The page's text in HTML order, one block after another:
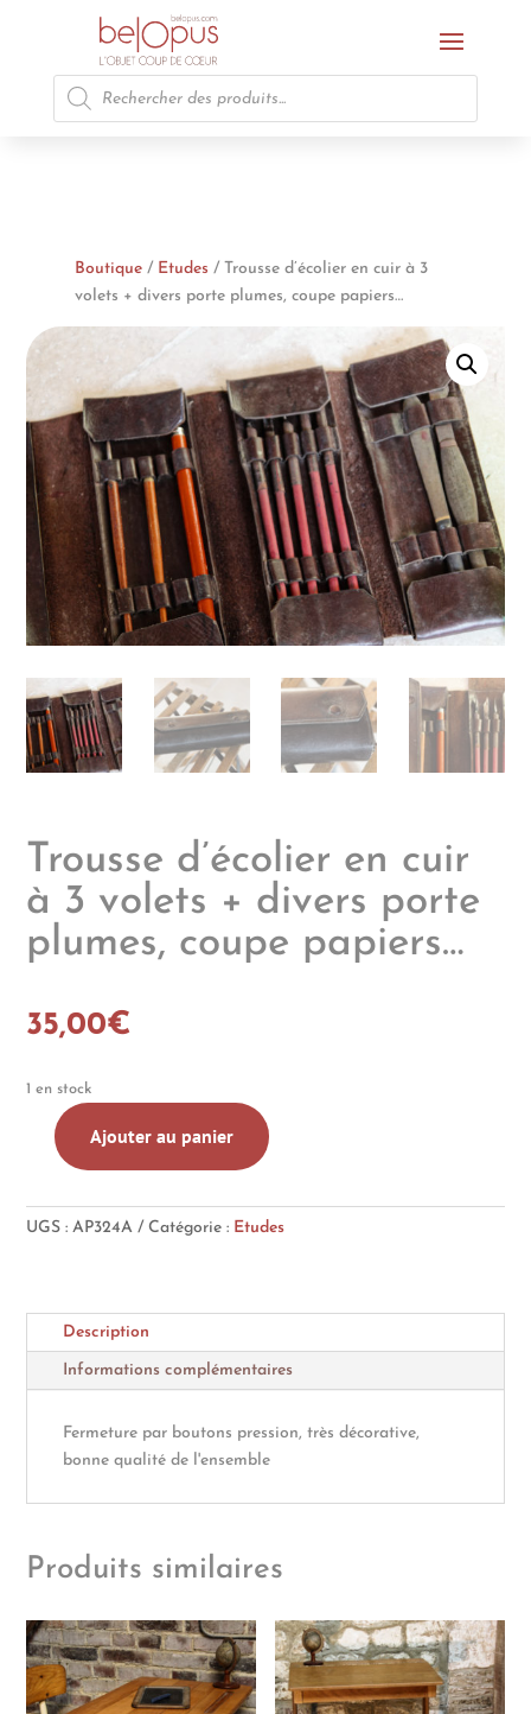
Recherche
de
produits
Boutique/ Etudes / Trousse d’écolier en cuir à 3
volets + divers porte plumes, coupe papiers…
Trousse d’écolier en cuir
à 3 volets + divers porte
plumes, coupe papiers…
35,00€
1 en stock
quantité
Trousse
d'écolier
à
volets
+
divers
porte
coupe
Ajouter au panier
UGS :AP324A Catégorie : Etudes
Description
Informations complémentaires
Fermeture par boutons pression, très décorative,
bonne qualité de l'ensemble
Produits similaires